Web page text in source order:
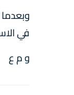
في
و م ع